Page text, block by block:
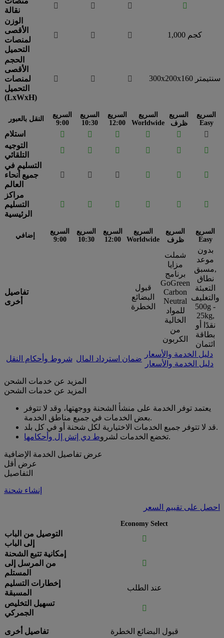
نقالة
  

الوزن
الأقصى
لمنصات
التحميل
   1,000 كجم
الحجم
الأقصى
لمنصات
التحميل
(LxWxH)
   300x200x160 سنتيمتر
النقل بالعبور
السريع
9:00
السريع
10:30
السريع
12:00
السريع
Worldwide
السريع
ظرف
السريع
Easy
استلام     

التوجيه
التلقائي
    

التسليم في
جميع أنحاء
العالم
     
مراكز
التسليم
الرئيسية
     
إضافي
السريع
9:00
السريع
10:30
السريع
12:00
السريع
Worldwide
السريع
ظرف
السريع
Easy
تفاصيل
أخرى
قبول
البضائع
الخطرة
شملت
مزايا
برنامج
GoGreen
Carbon
Neutral
للمواد
الخالية
من
الكربون
بدون
موعد
مسبق,
نطاق
التعبئة
والتغليف
500g -
25kg,
نقدًا أو
بطاقة
ائتمان
شروط وأحكام النقل ضمان استرداد المال
دليل الخدمة والأسعار
دليل الخدمة والأسعار
المزيد عن خدمات الشحن
المزيد عن خدمات الشحن
يعتمد توفر الخدمة على منشأ الشحنة ووجهتها، وقد لا تتوفر
بعض الخدمات في جميع مناطق الخدمة.
قد لا تتوفر جميع الخدمات الاختيارية لكل شحنة أو في كل بلد.
تخضع الخدمات لشروط دي إتش إل وأحكامها .
عرض تفاصيل الخدمة الإضافية
عرض أقل
التفاصيل
إنشاء شحنة
احصل على تقييم السعر
Economy Select
التوصيل من الباب
إلى الباب

إمكانية تتبع الشحنة
من المرسل إلى
المستلم

إخطارات التسليم
المسبقة
عند الطلب
تسهيل التخليص
الجمركي

تفاصيل أخرى قبول البضائع الخطرة